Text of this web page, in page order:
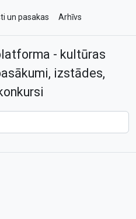
un pasakas Arhīvs
- kultūras
izstādes,